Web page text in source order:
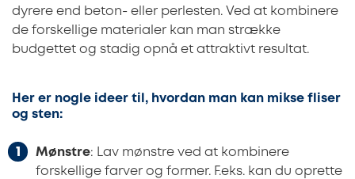
dyrere end beton- eller perlesten. Ved at kombinere
de forskellige materialer kan man strække
budgettet og stadig opnå et attraktivt resultat.
Her er nogle ideer til, hvordan man kan mikse fliser
og sten:
Mønstre: Lav mønstre ved at kombinere
forskellige farver og former. F.eks. kan du oprette